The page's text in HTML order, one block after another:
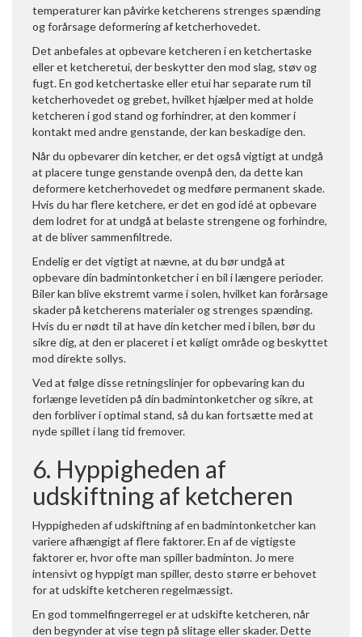
temperaturer kan påvirke ketcherens strenges spænding
og forårsage deformering af ketcherhovedet.
Det anbefales at opbevare ketcheren i en ketchertaske
eller et ketcheretui, der beskytter den mod slag, støv og
fugt. En god ketchertaske eller etui har separate rum til
ketcherhovedet og grebet, hvilket hjælper med at holde
ketcheren i god stand og forhindrer, at den kommer i
kontakt med andre genstande, der kan beskadige den.
Når du opbevarer din ketcher, er det også vigtigt at undgå
at placere tunge genstande ovenpå den, da dette kan
deformere ketcherhovedet og medføre permanent skade.
Hvis du har flere ketchere, er det en god idé at opbevare
dem lodret for at undgå at belaste strengene og forhindre,
at de bliver sammenfiltrede.
Endelig er det vigtigt at nævne, at du bør undgå at
opbevare din badmintonketcher i en bil i længere perioder.
Biler kan blive ekstremt varme i solen, hvilket kan forårsage
skader på ketcherens materialer og strenges spænding.
Hvis du er nødt til at have din ketcher med i bilen, bør du
sikre dig, at den er placeret i et køligt område og beskyttet
mod direkte sollys.
Ved at følge disse retningslinjer for opbevaring kan du
forlænge levetiden på din badmintonketcher og sikre, at
den forbliver i optimal stand, så du kan fortsætte med at
nyde spillet i lang tid fremover.
6. Hyppigheden af
udskiftning af ketcheren
Hyppigheden af udskiftning af en badmintonketcher kan
variere afhængigt af flere faktorer. En af de vigtigste
faktorer er, hvor ofte man spiller badminton. Jo mere
intensivt og hyppigt man spiller, desto større er behovet
for at udskifte ketcheren regelmæssigt.
En god tommelfingerregel er at udskifte ketcheren, når
den begynder at vise tegn på slitage eller skader. Dette